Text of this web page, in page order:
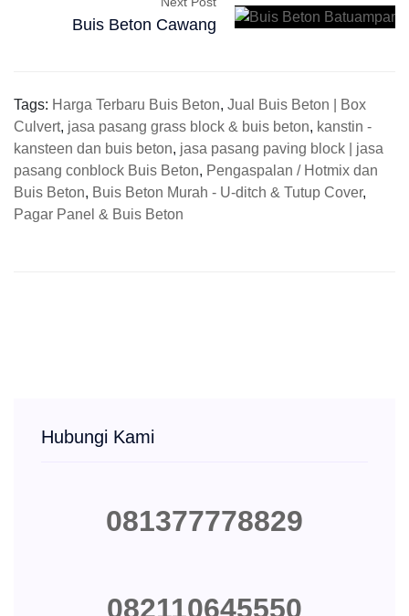
Buis Beton Cawang
Tags: Harga Terbaru Buis Beton, Jual Buis Beton | Box
Culvert, jasa pasang grass block & buis beton, kanstin -
kansteen dan buis beton, jasa pasang paving block | jasa
pasang conblock Buis Beton, Pengaspalan / Hotmix dan
Buis Beton, Buis Beton Murah - U-ditch & Tutup Cover,
Pagar Panel & Buis Beton
Hubungi Kami
081377778829
082110645550